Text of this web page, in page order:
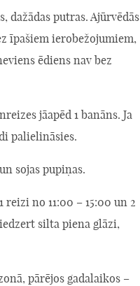
dažādas putras. Ajūrvēdās
īpašiem ierobežojumiem,
ēdiens nav bez
jāapēd 1 banāns. Ja
palielināsies.
sojas pupiņas.
no 11:00 – 15:00 un 2
silta piena glāzi,
pārējos gadalaikos –